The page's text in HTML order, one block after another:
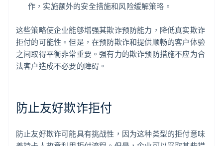
作，实施额外的安全措施和风险缓解策略。
这些策略使企业能够增强其欺诈预防能力，降低真实欺诈
拒付的可能性。但是，在预防欺诈和提供顺畅的客户体验
之间取得平衡非常重要。强有力的欺诈预防措施不应为合
法客户造成不必要的障碍。
防止友好欺诈拒付
防止友好欺诈可能具有挑战性，因为这种类型的拒付意味